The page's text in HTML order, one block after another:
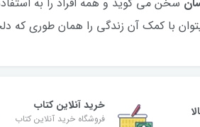
با کمک آن زندگی را همان طوری
خرید آنلاین کتاب
فروشگاه خرید آنلاین کتاب